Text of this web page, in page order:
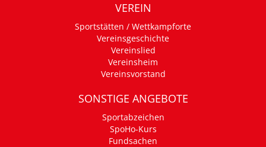
VEREIN
Sportstätten / Wettkampforte
Vereinsgeschichte
Vereinslied
Vereinsheim
Vereinsvorstand
SONSTIGE ANGEBOTE
Sportabzeichen
SpoHo-Kurs
Fundsachen